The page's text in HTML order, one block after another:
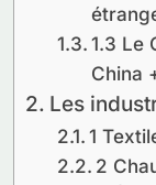
1.3 Le
China
Les
1
2